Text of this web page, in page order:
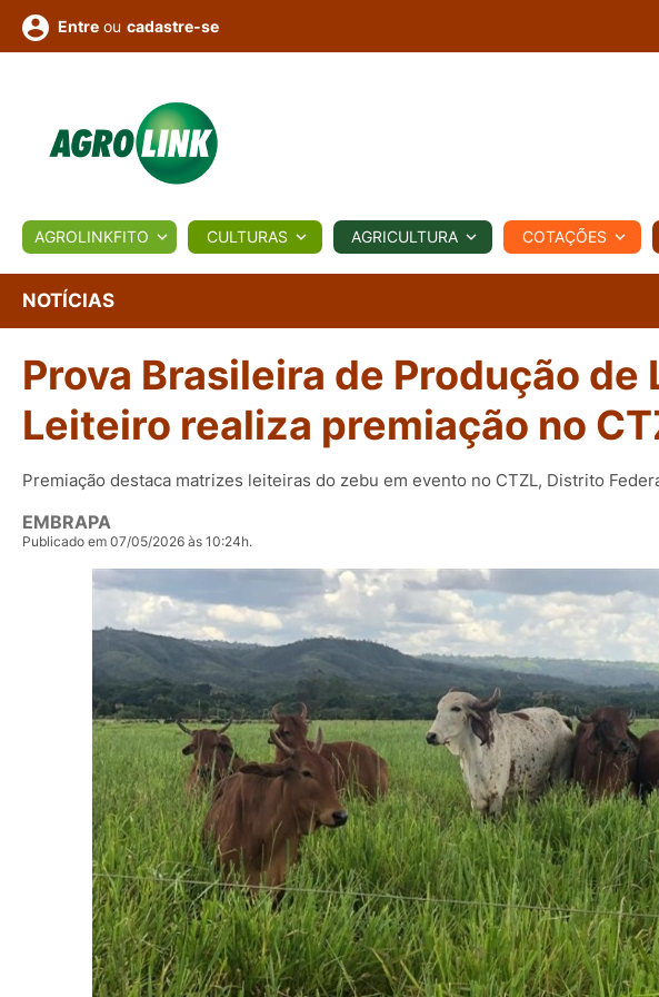
BIOLÓGICOS COTAÇÕES NOTÍCIAS AGROTEMPO REGIONAL
Conversor Colunistas Eventos
Fotos
e
Vídeos
Entre ou cadastre-se
AGROLINKFITO CULTURAS AGRICULTURA COTAÇÕES
NOTÍCIAS
Prova Brasileira de Produção de
Leiteiro realiza premiação no
Premiação destaca matrizes leiteiras do zebu em evento no CTZL, Distrito
EMBRAPA
Publicado em 07/05/2026 às 10:24h.